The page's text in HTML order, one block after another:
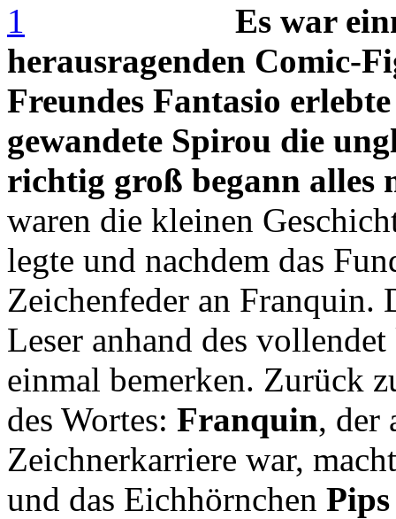
Es war
herausragenden Comic-
Freundes Fantasio
gewandete Spirou die
richtig groß begann alles
waren die kleinen
legte und nachdem das
Zeichenfeder an Franquin.
Leser anhand des
einmal bemerken. Zurück
des Wortes: Franquin, der
Zeichnerkarriere war,
und das Eichhörnchen Pips